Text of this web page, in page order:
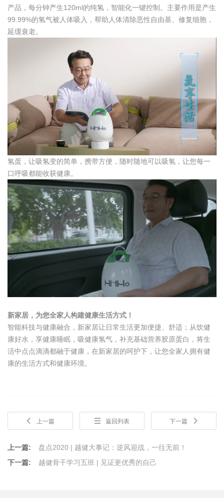
产品，每分钟产生120ml的纯氢，智能化一键控制。主要作用是产生
99.99%的氢气被人体吸入，帮助人体清除恶性自由基、修复细胞，
延缓衰老。
氢蛋，让吸氢变的简单，携带方便，随时随地可以吸氢，让您每一
口呼吸都能收获健康。
新家居，为您全家人构建健康生活方式！
智能科技与健康融合，新家居让日常生活更加便捷、舒适；从饮健
康好水，享健康睡眠，吸健康氢气，补充基础营养胶原蛋白，将生
活中点点滴滴都融于健康，在新家居的呵护下，让您全家人拥有健
康的生活方式和健康环境。
上一篇 返回列表 下一篇
上一篇:
盘点2020 | 越健大事记：逆风迎战，一往无前！
下一篇:
越健骨干学习五班 | 见证更优秀的自己